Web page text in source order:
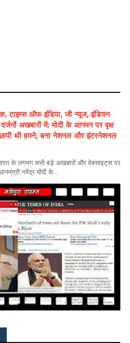
टाइम्स ऑफ इंडिया, जी न्यूज, इंडियन
अखबारों में: मोदी के आगमन पर वृक्ष
थी हमने, बना नेशनल और इंटरनेशनल
के लगभग सभी बड़े अखबारों और वेबसाइट्स पर
नरेंद्र मोदी के...